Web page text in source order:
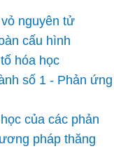
nguyên tử
cấu hình
hóa học
số 1 - Phản ứng
của các phản
pháp thăng